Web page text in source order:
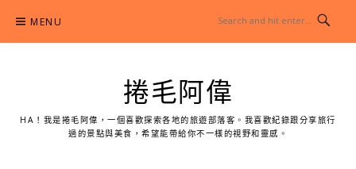
content
MENU
捲毛阿偉
HA！我是捲毛阿偉，一個喜歡探索各地的旅遊部落客。我喜歡紀錄跟分享旅行
過的景點與美食，希望能帶給你不一樣的視野和靈感。